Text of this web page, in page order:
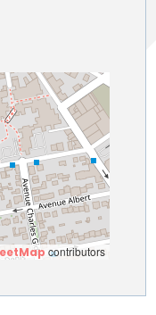
contributors